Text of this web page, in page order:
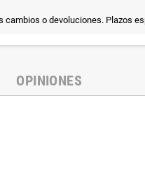
cambios o devoluciones. Plazos
OPINIONES